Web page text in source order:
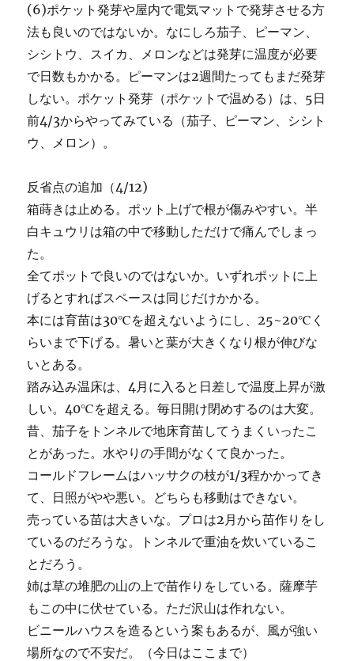
(6)ポケット発芽や屋内で電気マットで発芽させる方
法も良いのではないか。なにしろ茄子、ピーマン、
シシトウ、スイカ、メロンなどは発芽に温度が必要
で日数もかかる。ピーマンは2週間たってもまだ発芽
しない。ポケット発芽（ポケットで温める）は、5日
前4/3からやってみている（茄子、ピーマン、シシト
ウ、メロン）。
反省点の追加（4/12)
箱蒔きは止める。ポット上げで根が傷みやすい。半
白キュウリは箱の中で移動しただけで痛んでしまっ
た。
全てポットで良いのではないか。いずれポットに上
げるとすればスペースは同じだけかかる。
本には育苗は30℃を超えないようにし、25~20℃く
らいまで下げる。暑いと葉が大きくなり根が伸びな
いとある。
踏み込み温床は、4月に入ると日差しで温度上昇が激
しい。40℃を超える。毎日開け閉めするのは大変。
昔、茄子をトンネルで地床育苗してうまくいったこ
とがあった。水やりの手間がなくて良かった。
コールドフレームはハッサクの枝が1/3程かかってき
て、日照がやや悪い。どちらも移動はできない。
売っている苗は大きいな。プロは2月から苗作りをし
ているのだろうな。トンネルで重油を炊いているこ
とだろう。
姉は草の堆肥の山の上で苗作りをしている。薩摩芋
もこの中に伏せている。ただ沢山は作れない。
ビニールハウスを造るという案もあるが、風が強い
場所なので不安だ。（今日はここまで）